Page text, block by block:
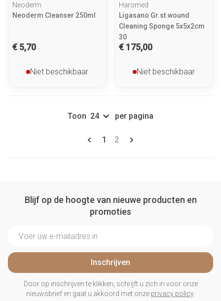
Neoderm
Neoderm Cleanser 250ml
€ 5,70
Niet beschikbaar
Haromed
Ligasano Gr.st.wound
Cleaning Sponge 5x5x2cm
30
€ 175,00
Niet beschikbaar
Pagina's
U lees momenteel pagina
1 Pagina
2
Toon per pagina
Blijf op de hoogte van nieuwe producten en
promoties
Inschrijven
Door op inschrijven te klikken, schrijft u zich in voor onze
nieuwsbrief en gaat u akkoord met onze privacy policy.